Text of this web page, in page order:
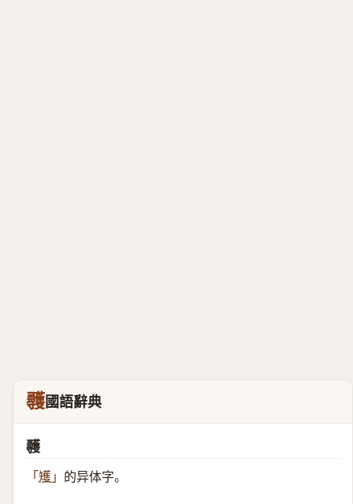
彠國語辭典
彠
「 矱 」 的异体字。